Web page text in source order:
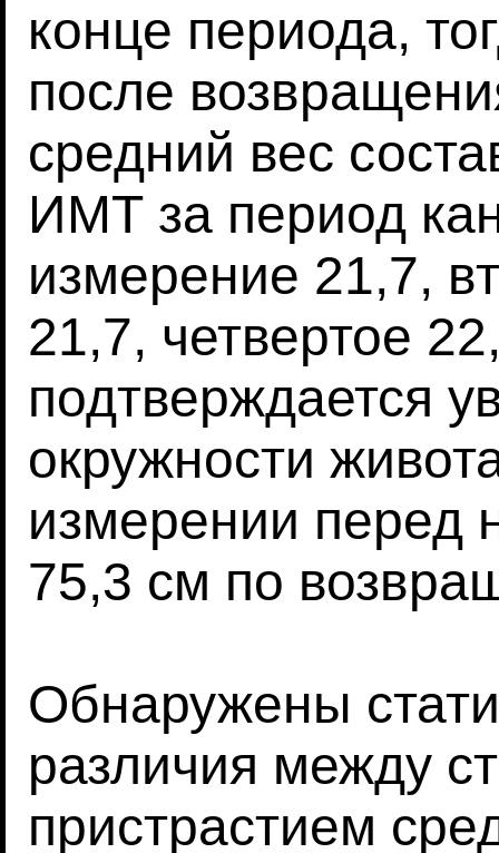
конце периода,
после
средний вес
ИМТ за период
измерение 21,7,
21,7, четвертое
подтверждается
окружности
измерении перед
75,3 см по
Обнаружены
различия между
пристрастием